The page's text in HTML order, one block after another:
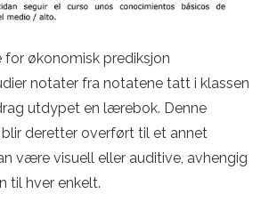
for økonomisk prediksjon
notater fra notatene tatt i klassen
utdypet en lærebok. Denne
deretter overført til et annet
være visuell eller auditive, avhengig
til hver enkelt.